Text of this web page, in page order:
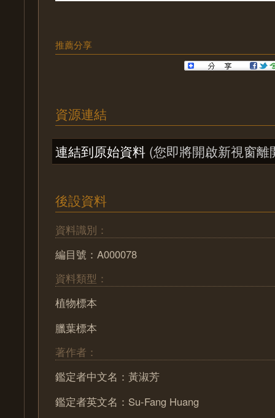
推薦分享
資源連結
連結到原始資料 (您即將開啟新視窗離
後設資料
資料識別：
編目號：A000078
資料類型：
植物標本
臘葉標本
著作者：
鑑定者中文名：黃淑芳
鑑定者英文名：Su-Fang Huang